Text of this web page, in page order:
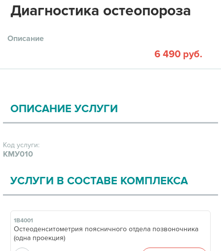
ПРАВОВАЯ ИНФОРМАЦИЯ
Диагностика остеопороза
Описание
6 490 руб.
ОПИСАНИЕ УСЛУГИ
Код услуги:
КМУ010
УСЛУГИ В СОСТАВЕ КОМПЛЕКСА
1В4001
Остеоденситометрия поясничного отдела позвоночника
(одна проекция)